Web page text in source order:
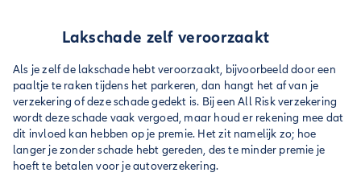
Lakschade zelf veroorzaakt
Als je zelf de lakschade hebt veroorzaakt, bijvoorbeeld door een
paaltje te raken tijdens het parkeren, dan hangt het af van je
verzekering of deze schade gedekt is. Bij een All Risk verzekering
wordt deze schade vaak vergoed, maar houd er rekening mee dat
dit invloed kan hebben op je premie. Het zit namelijk zo; hoe
langer je zonder schade hebt gereden, des te minder premie je
hoeft te betalen voor je autoverzekering.